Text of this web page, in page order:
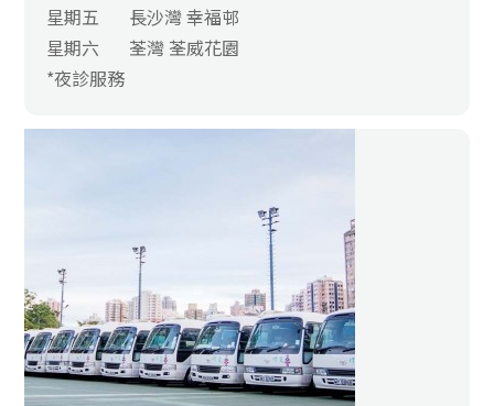
星期五
長沙灣 幸福邨
星期六
荃灣 荃威花園
*夜診服務